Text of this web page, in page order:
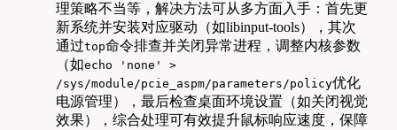
理策略不当等，解决方法可从多方面入手：首先更
新系统并安装对应驱动（如libinput-tools），其次
通过top命令排查并关闭异常进程，调整内核参数
（如echo 'none' >
/sys/module/pcie_aspm/parameters/policy优化
电源管理），最后检查桌面环境设置（如关闭视觉
效果），综合处理可有效提升鼠标响应速度，保障